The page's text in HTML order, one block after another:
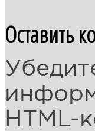
Оставить
HTML-